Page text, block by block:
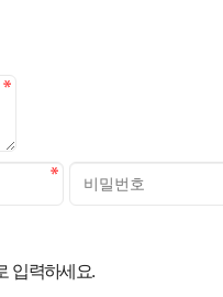
입력하세요.